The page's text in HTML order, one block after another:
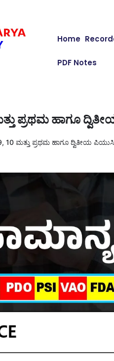
Home
PDF Notes
ಪ್ರಥಮ ಹಾಗೂ
10 ಮತ್ತು ಪ್ರಥಮ ಹಾಗೂ ದ್ವಿತೀಯ